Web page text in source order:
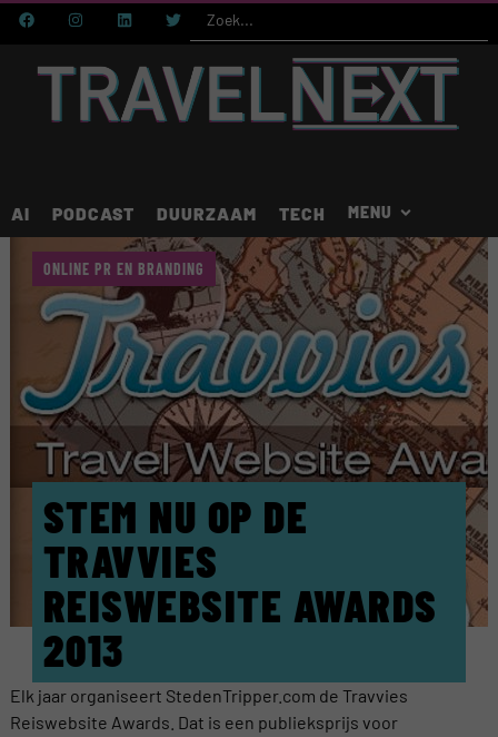
AI PODCAST DUURZAAM TECH
STEM NU OP DE
TRAVVIES
REISWEBSITE AWARDS
2013
ONLINE PR EN BRANDING
Elk jaar organiseert StedenTripper.com de Travvies
Reiswebsite Awards. Dat is een publieksprijs voor